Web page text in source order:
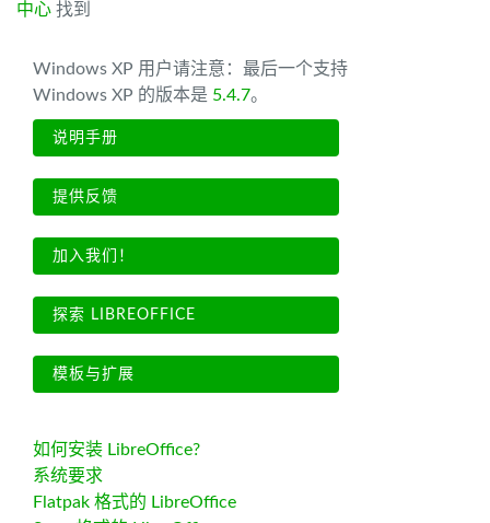
中心 找到
Windows XP 用户请注意：最后一个支持
Windows XP 的版本是 5.4.7。
说明手册
提供反馈
加入我们！
探索 LIBREOFFICE
模板与扩展
如何安装 LibreOffice?
系统要求
Flatpak 格式的 LibreOffice